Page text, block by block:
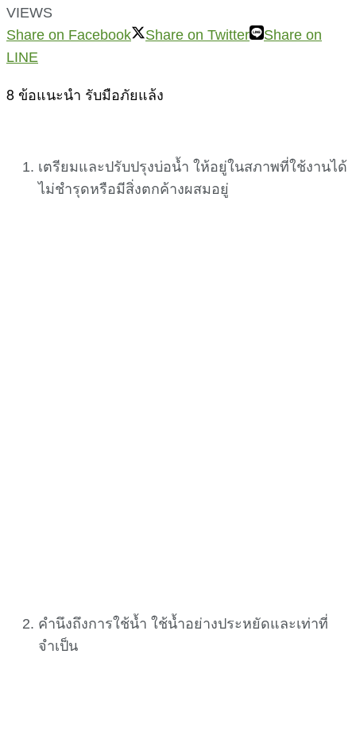
VIEWS
Share on Facebook
Share on Twitter
Share on
LINE
8 ข้อแนะนำ รับมือภัยแล้ง
เตรียมและปรับปรุงบ่อน้ำ ให้อยู่ในสภาพที่ใช้งานได้
ไม่ชำรุดหรือมีสิ่งตกค้างผสมอยู่
คำนึงถึงการใช้น้ำ ใช้น้ำอย่างประหยัดและเท่าที่
จำเป็น